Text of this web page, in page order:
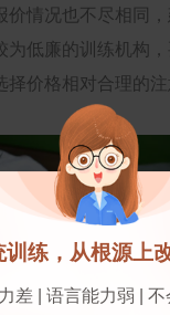
价情况也不尽相同
为低廉的训练机构
择价格相对合理的注
练，从根源上
差 | 语言能力弱 |